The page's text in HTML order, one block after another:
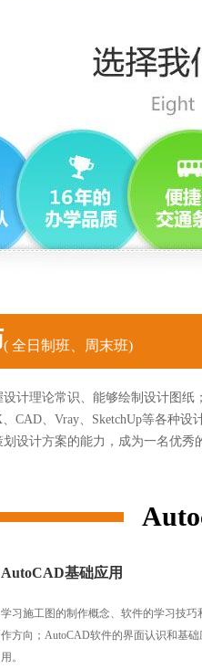
( 全日制班、周末班)
计理论常识、能够绘制设计图
、CAD、Vray、SketchUp等各
划设计方案的能力，成为一名优秀
AutoCAD基础应用
学习施工图的制作概念、软件的学习技巧
作方向；AutoCAD软件的界面认识和基础
用。